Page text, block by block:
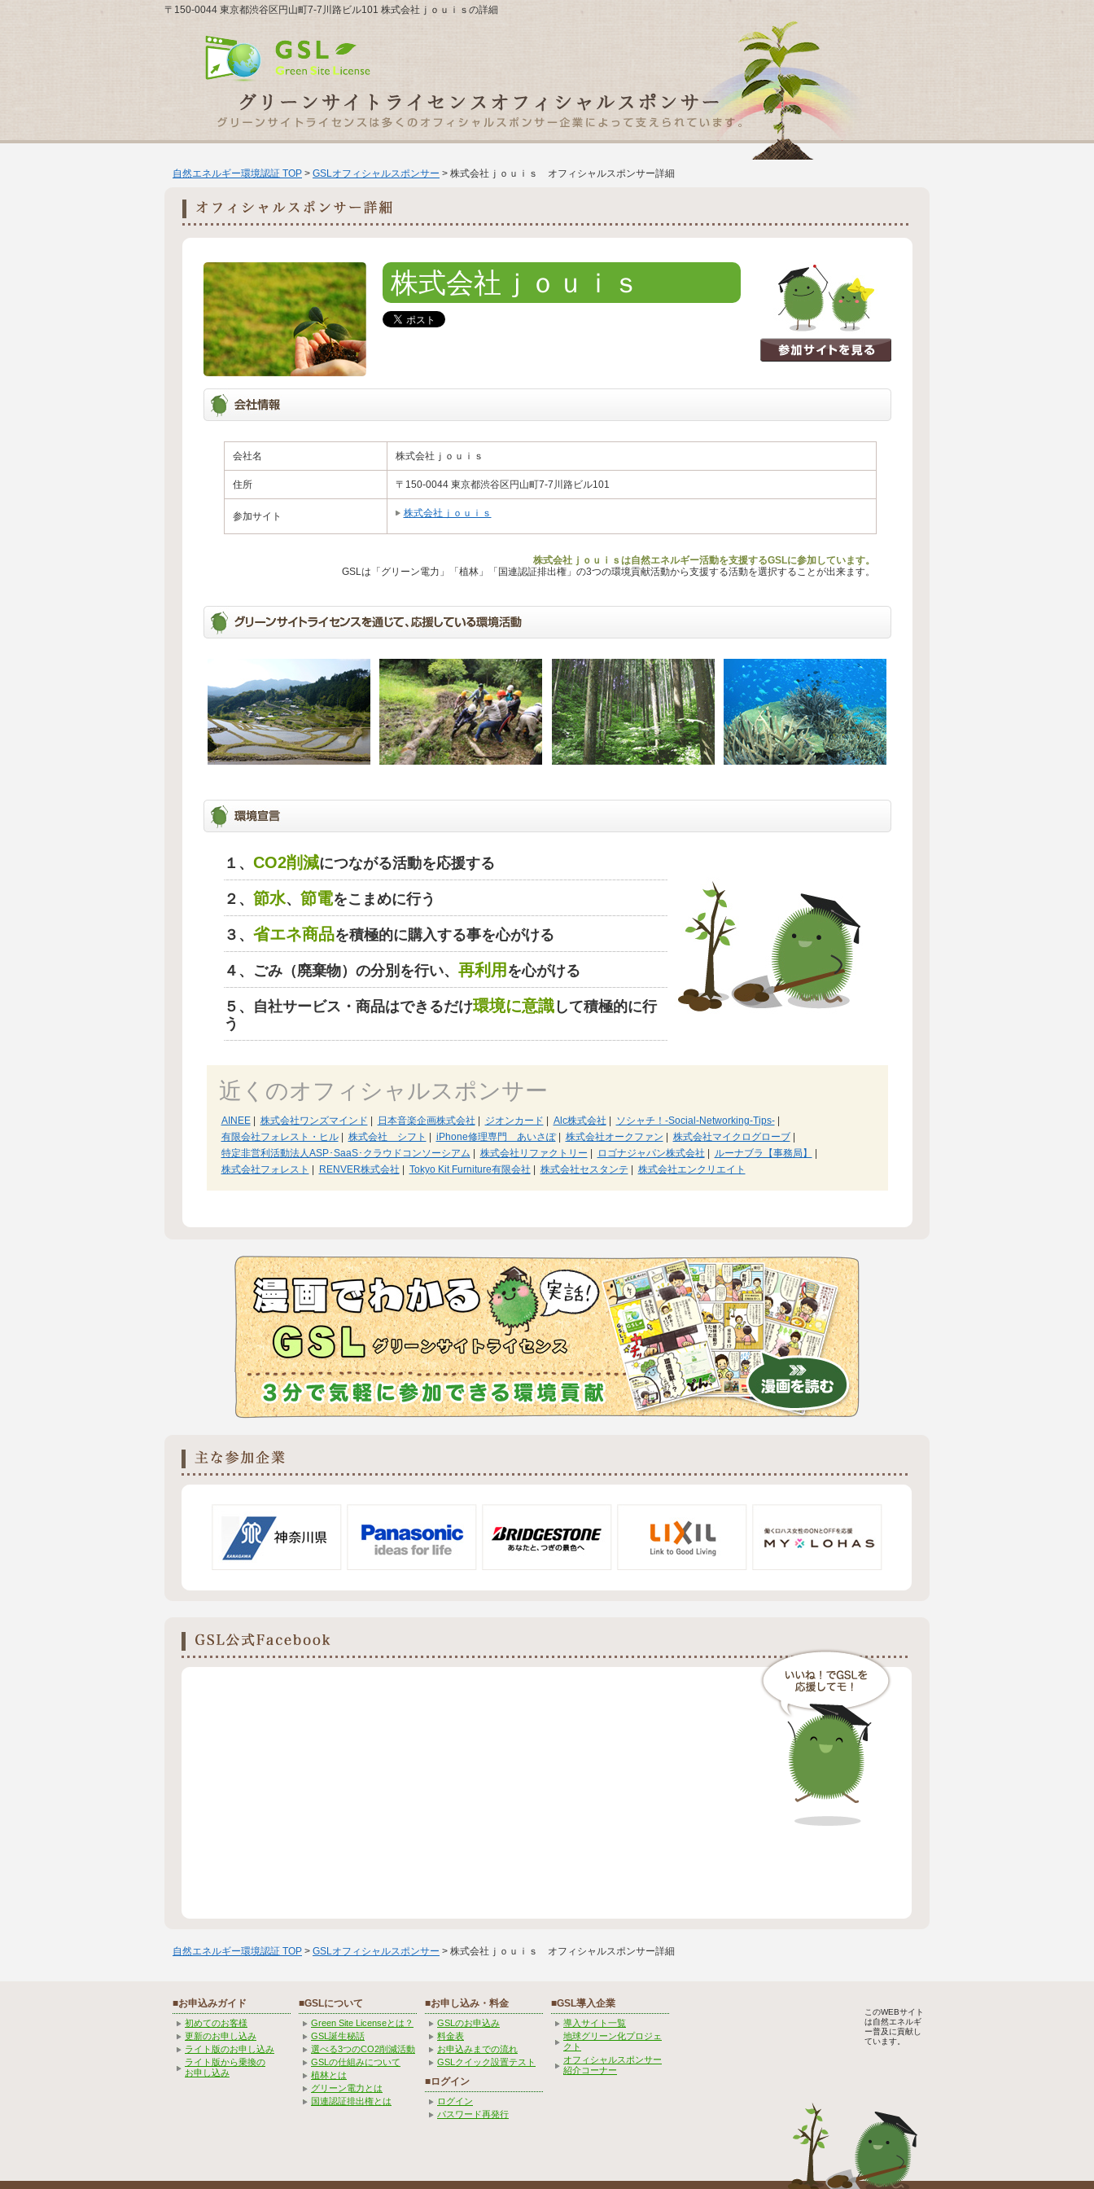
〒150-0044 東京都渋谷区円山町7-7川路ビル101 株式会社ｊｏｕｉｓの詳細
自然エネルギー環境認証 TOP > GSLオフィシャルスポンサー > 株式会社ｊｏｕｉｓ オフィシャルスポンサー詳細
株式会社ｊｏｕｉｓ
会社名 株式会社ｊｏｕｉｓ
住所 〒150-0044 東京都渋谷区円山町7-7川路ビル101
参加サイト 株式会社ｊｏｕｉｓ
株式会社ｊｏｕｉｓは自然エネルギー活動を支援するGSLに参加しています。
GSLは「グリーン電力」「植林」「国連認証排出権」の3つの環境貢献活動から支援する活動を選択することが出来ます。
１、 CO2削減につながる活動を応援する
２、 節水、 節電をこまめに行う
３、 省エネ商品を積極的に購入する事を心がける
４、ごみ（廃棄物）の分別を行い、 再利用 を心がける
５、自社サービス・商品はできるだけ環境に意識して積極的に行
う
近くのオフィシャルスポンサー
AINEE| 株式会社ワンズマインド 日本音楽企画株式会社 ジオンカード Alc株式会社 ソシャチ！-Social-Networking-Tips-|
有限会社フォレスト・ヒル| 株式会社 シフト iPhone修理専門 あいさぽ| 株式会社オークファン 株式会社マイクログローブ|
特定非営利活動法人ASP･SaaS･クラウドコンソーシアム
株式会社リファクトリー ロゴナジャパン株式会社 ルーナブラ【事務局】
株式会社フォレスト
RENVER株式会社 Tokyo Kit Furniture有限会社 株式会社セスタンテ 株式会社エンクリエイト
自然エネルギー環境認証 TOP > GSLオフィシャルスポンサー > 株式会社ｊｏｕｉｓ オフィシャルスポンサー詳細
■お申込みガイド
初めてのお客様
更新のお申し込み
ライト版のお申し込み
ライト版から乗換の
お申し込み
■GSLについて
Green Site Licenseとは？
GSL誕生秘話
選べる3つのCO2削減活動
GSLの仕組みについて
植林とは
グリーン電力とは
国連認証排出権とは
■お申し込み・料金
GSLのお申込み
料金表
お申込みまでの流れ
GSLクイック設置テスト
■ログイン
ログイン
パスワード再発行
■GSL導入企業
導入サイト一覧
地球グリーン化プロジェ
クト
オフィシャルスポンサー
紹介コーナー
このWEBサイト
は自然エネルギ
ー普及に貢献し
ています。